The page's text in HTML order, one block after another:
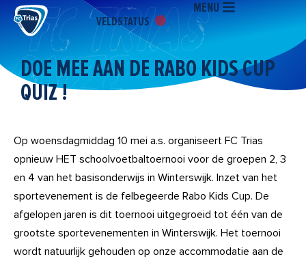
naar
inhoud
VELDSTATUS
MENU
DOE MEE AAN DE RABO KIDS CUP
QUIZ !
Op woensdagmiddag 10 mei a.s. organiseert FC Trias
opnieuw HET schoolvoetbaltoernooi voor de groepen 2, 3
en 4 van het basisonderwijs in Winterswijk. Inzet van het
sportevenement is de felbegeerde Rabo Kids Cup. De
afgelopen jaren is dit toernooi uitgegroeid tot één van de
grootste sportevenementen in Winterswijk. Het toernooi
wordt natuurlijk gehouden op onze accommodatie aan de